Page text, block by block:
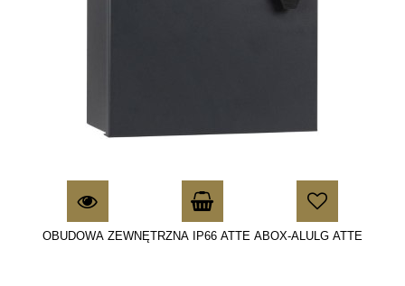
OBUDOWA ZEWNĘTRZNA IP66 ATTE ABOX-ALULG ATTE